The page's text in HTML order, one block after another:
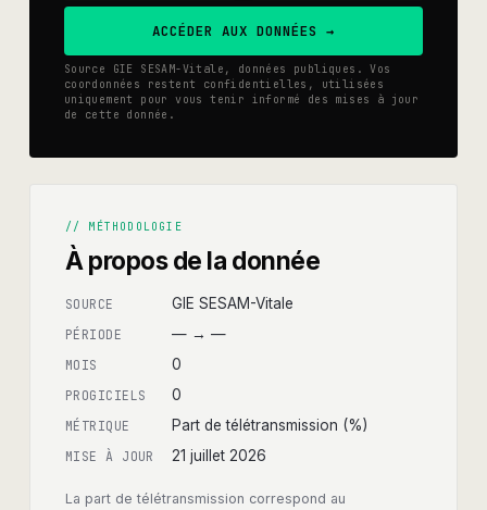
ACCÉDER AUX DONNÉES →
Source GIE SESAM-Vitale, données publiques. Vos
coordonnées restent confidentielles, utilisées
uniquement pour vous tenir informé des mises à jour
de cette donnée.
// MÉTHODOLOGIE
À propos de la donnée
SOURCE GIE SESAM-Vitale
PÉRIODE —→ —
MOIS 0
PROGICIELS 0
MÉTRIQUE Part de télétransmission (%)
MISE À JOUR 21 juillet 2026
La part de télétransmission correspond au